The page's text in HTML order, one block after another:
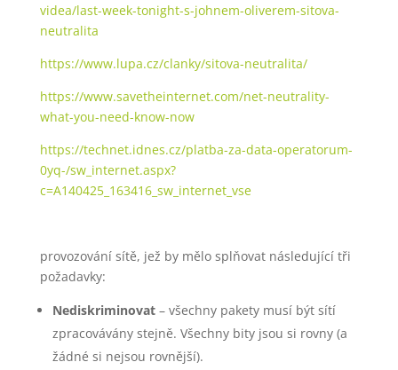
videa/last-week-tonight-s-johnem-oliverem-sitova-
neutralita
https://www.lupa.cz/clanky/sitova-neutralita/
https://www.savetheinternet.com/net-neutrality-
what-you-need-know-now
https://technet.idnes.cz/platba-za-data-operatorum-
0yq-/sw_internet.aspx?
c=A140425_163416_sw_internet_vse
provozování sítě, jež by mělo splňovat následující tři
požadavky:
Nediskriminovat– všechny pakety musí být sítí
zpracovávány stejně. Všechny bity jsou si rovny (a
žádné si nejsou rovnější).